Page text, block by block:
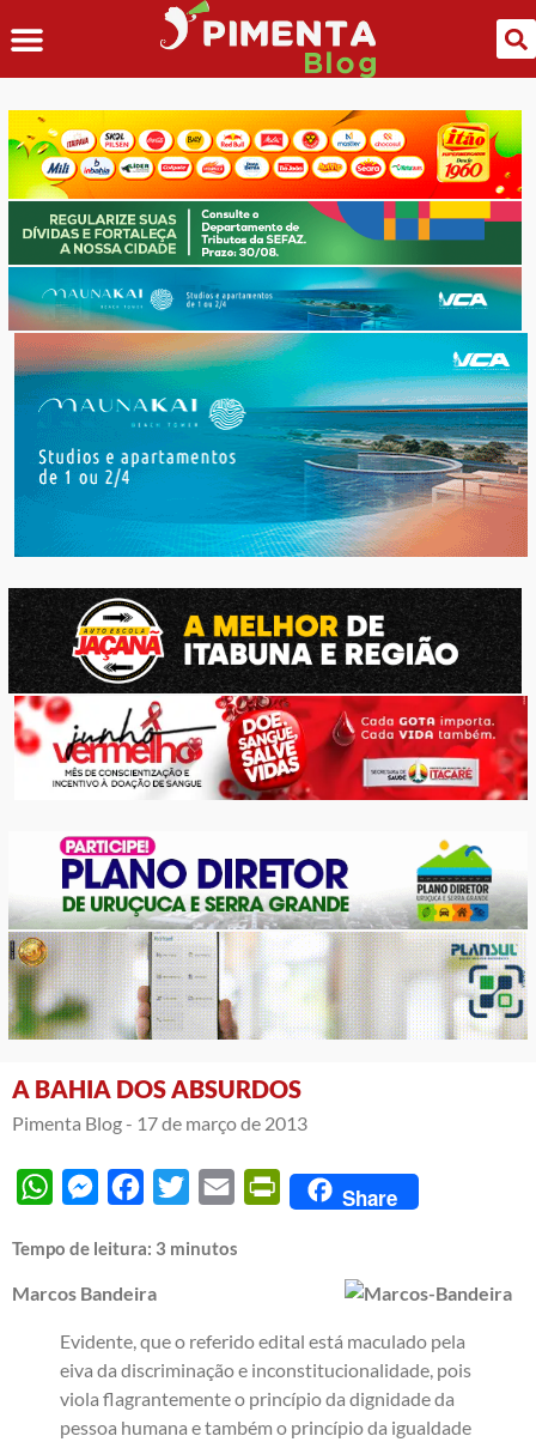
A BAHIA DOS ABSURDOS
Pimenta Blog - 17 de março de 2013
WhatsAppMessengerFacebook
Twitter Email PrintFriendly
Share
Tempo de leitura: 3 minutos
Marcos Bandeira
Evidente, que o referido edital está maculado pela
eiva da discriminação e inconstitucionalidade, pois
viola flagrantemente o princípio da dignidade da
pessoa humana e também o princípio da igualdade